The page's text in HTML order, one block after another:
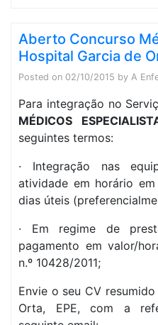
Aberto Concurso
Hospital Garcia de
Posted on 02/10/2015 by A
Para integração no
MÉDICOS
seguintes termos:
· Integração nas
atividade em horário
dias úteis
· Em regime de
pagamento em valor/
n.º 10428/2011;
Envie o seu CV
Orta, EPE, com a